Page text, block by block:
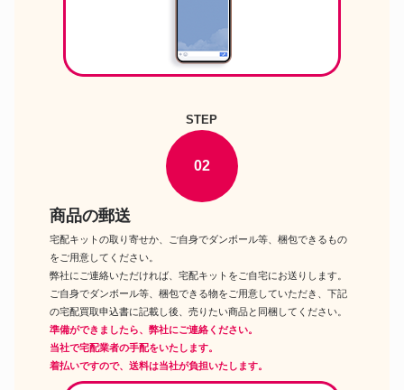
キャラクタードール
思い出 避暑地Ver. 尾櫃制服計画
1/6 オビツドールシリーズ ドー
Harmonia humming 初音ミク キ
ャラクター ボーカル シリーズ01
初音ミク ドール
ハズブロ ホットトイズ シュリ
ブラックパンサー ワカンダ フォ
ーエバー ハズブロアクションフ
キャラクタードール
ズン イット 2PK アダムス ファ
ミリー リビングデッドドールズ
キャラクタードール
タカラトミー りからいず アン
シャーリー 赤毛のアン タカラト
キャラクタードール
セキグチ ねじりハチマキ寅チッ
キャラクタードール
セガ 龍咲海 魔法騎士DX 魔法騎
STEP
02
商品の郵送
宅配キットの取り寄せか、ご自身でダンボール等、梱包できるもの
をご用意してください。
弊社にご連絡いただければ、宅配キットをご自宅にお送りします。
ご自身でダンボール等、梱包できる物をご用意していただき、下記
の宅配買取申込書に記載し後、売りたい商品と同梱してください。
準備ができましたら、弊社にご連絡ください。
当社で宅配業者の手配をいたします。
着払いですので、送料は当社が負担いたします。